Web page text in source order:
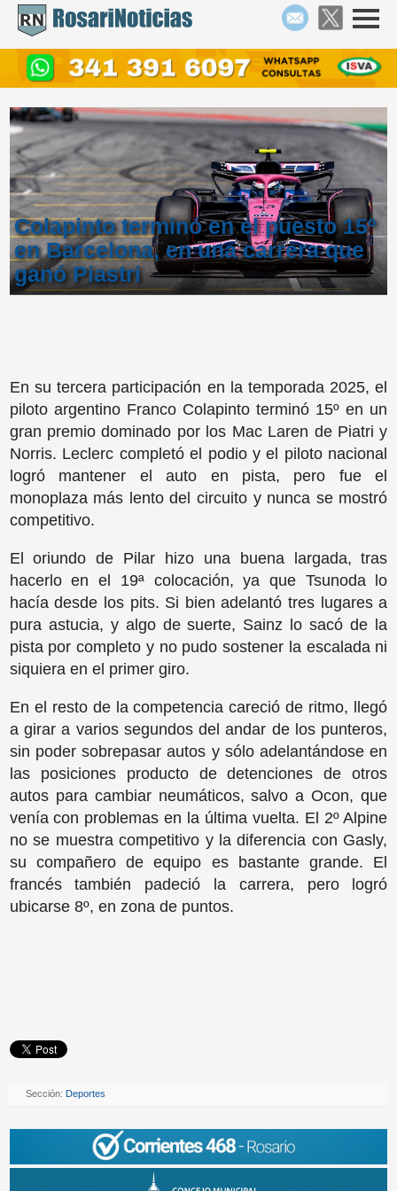
Colapinto terminó en el puesto 15º
en Barcelona, en una carrera que
ganó Piastri
En su tercera participación en la temporada 2025, el
piloto argentino Franco Colapinto terminó 15º en un
gran premio dominado por los Mac Laren de Piatri y
Norris. Leclerc completó el podio y el piloto nacional
logró mantener el auto en pista, pero fue el
monoplaza más lento del circuito y nunca se mostró
competitivo.
El oriundo de Pilar hizo una buena largada, tras
hacerlo en el 19ª colocación, ya que Tsunoda lo
hacía desde los pits. Si bien adelantó tres lugares a
pura astucia, y algo de suerte, Sainz lo sacó de la
pista por completo y no pudo sostener la escalada ni
siquiera en el primer giro.
En el resto de la competencia careció de ritmo, llegó
a girar a varios segundos del andar de los punteros,
sin poder sobrepasar autos y sólo adelantándose en
las posiciones producto de detenciones de otros
autos para cambiar neumáticos, salvo a Ocon, que
venía con problemas en la última vuelta. El 2º Alpine
no se muestra competitivo y la diferencia con Gasly,
su compañero de equipo es bastante grande. El
francés también padeció la carrera, pero logró
ubicarse 8º, en zona de puntos.
Sección: Deportes